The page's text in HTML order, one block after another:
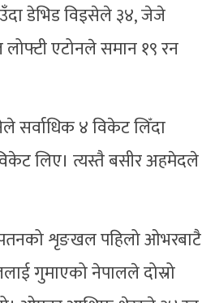
डेभिड विइसेले ३४, जेजे
एटोनले समान १९ रन
सर्वाधिक ४ विकेट लिँदा
लिए। त्यस्तै बसीर अहमेदले
पतनको शृङखल पहिलो ओभरबाटै
गुमाएको नेपालले दोस्रो